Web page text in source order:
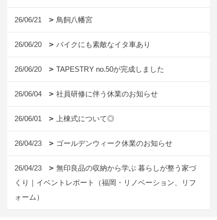
26/06/21 鳥飼八幡宮
26/06/20 バイクにも素敵なイタ車あり
26/06/20 TAPESTRY no.50が完成しました
26/06/04 社員研修に伴う休業のお知らせ
26/06/01 上棟式について◎
26/04/23 ゴールデンウィーク休業のお知らせ
26/04/23
無印良品の収納から学ぶ 暮らしが整う家づ
くり｜イベントレポート（福岡・リノベーション、リフ
ォーム）